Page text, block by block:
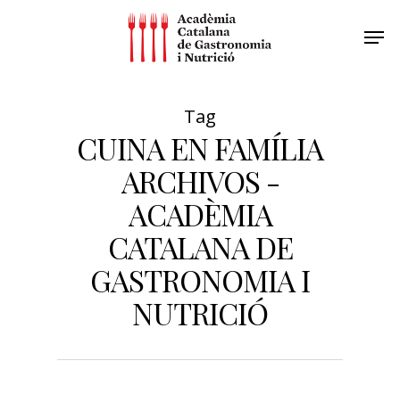
Tag
CUINA EN FAMÍLIA
ARCHIVOS -
ACADÈMIA
CATALANA DE
GASTRONOMIA I
NUTRICIÓ